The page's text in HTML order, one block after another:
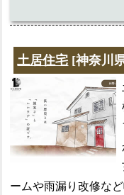
土居住宅 [神奈川
ームや雨漏り改修な